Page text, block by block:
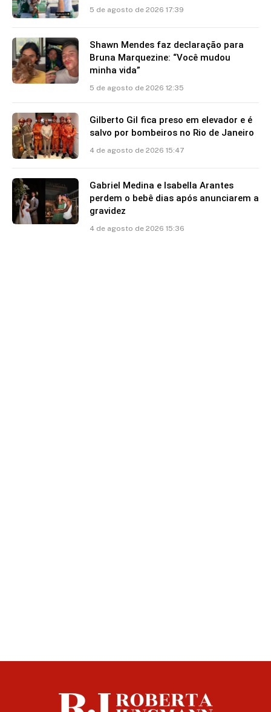
5 de agosto de 2026 17:39
Shawn Mendes faz declaração para
Bruna Marquezine: “Você mudou
minha vida”
5 de agosto de 2026 12:35
Gilberto Gil fica preso em elevador e é
salvo por bombeiros no Rio de Janeiro
4 de agosto de 2026 15:47
Gabriel Medina e Isabella Arantes
perdem o bebê dias após anunciarem a
gravidez
4 de agosto de 2026 15:36